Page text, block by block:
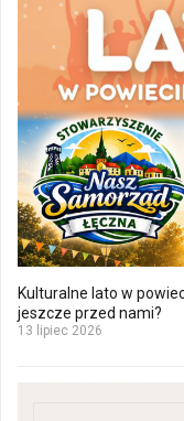
Kulturalne lato w
jeszcze przed nami?
13 lipiec 2026